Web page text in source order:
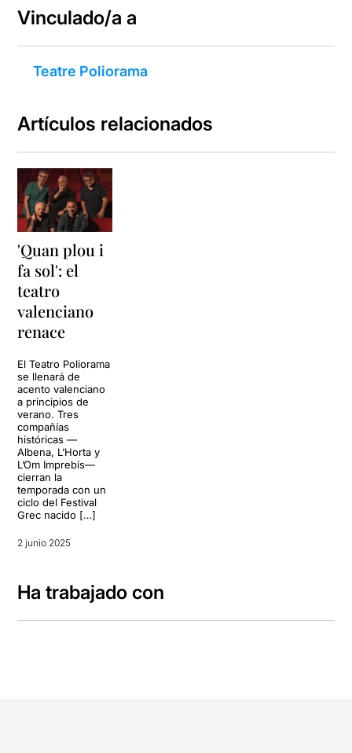
Vinculado/a a
Teatre Poliorama
Artículos relacionados
'Quan plou i
fa sol': el
teatro
valenciano
renace
El Teatro Poliorama
se llenará de
acento valenciano
a principios de
verano. Tres
compañías
históricas —
Albena, L’Horta y
L’Om Imprebís—
cierran la
temporada con un
ciclo del Festival
Grec nacido […]
2 junio 2025
Ha trabajado con